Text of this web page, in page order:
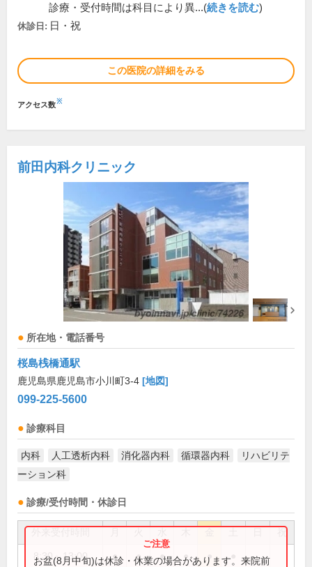
診療・受付時間は科目により異...(続きを読む)
休診日: 日・祝
この医院の詳細をみる
アクセス数※
前田内科クリニック
所在地・電話番号
桜島桟橋通駅
鹿児島県鹿児島市小川町3-4 [地図]
099-225-5600
診療科目
内科 人工透析内科 消化器内科 循環器内科
リハビリテ
ーション科
診療/受付時間・休診日
祝
8:30～13:00 ● ● ● ● ●
お盆(8月中旬)は休診・休業の場合があります。来院前